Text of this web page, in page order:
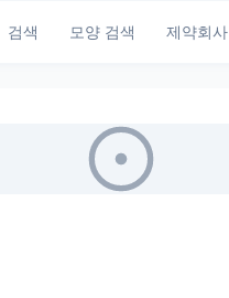
검색 모양 검색 제약회사